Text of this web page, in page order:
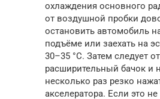
охлаждения основного
от воздушной пробки
остановить автомобиль
подъёме или заехать на
30–35 °C. Затем следует
расширительный бачок и
несколько раз резко
акселератора. Если это